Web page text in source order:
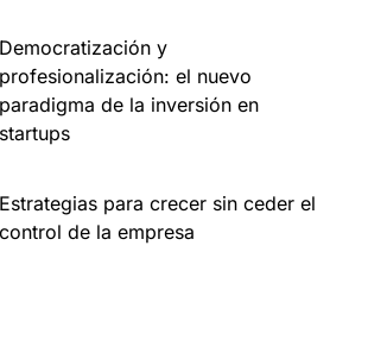
Democratización y
profesionalización: el nuevo
paradigma de la inversión en
startups
Estrategias para crecer sin ceder el
control de la empresa